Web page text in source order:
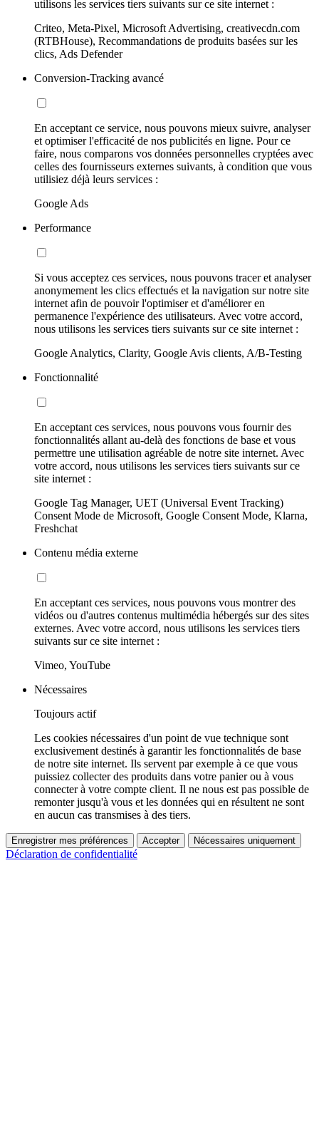
utilisons les services tiers suivants sur ce site internet :
Criteo, Meta-Pixel, Microsoft Advertising, creativecdn.com
(RTBHouse), Recommandations de produits basées sur les
clics, Ads Defender
Conversion-Tracking avancé
En acceptant ce service, nous pouvons mieux suivre, analyser
et optimiser l'efficacité de nos publicités en ligne. Pour ce
faire, nous comparons vos données personnelles cryptées avec
celles des fournisseurs externes suivants, à condition que vous
utilisiez déjà leurs services :
Google Ads
Performance
Si vous acceptez ces services, nous pouvons tracer et analyser
anonymement les clics effectués et la navigation sur notre site
internet afin de pouvoir l'optimiser et d'améliorer en
permanence l'expérience des utilisateurs. Avec votre accord,
nous utilisons les services tiers suivants sur ce site internet :
Google Analytics, Clarity, Google Avis clients, A/B-Testing
Fonctionnalité
En acceptant ces services, nous pouvons vous fournir des
fonctionnalités allant au-delà des fonctions de base et vous
permettre une utilisation agréable de notre site internet. Avec
votre accord, nous utilisons les services tiers suivants sur ce
site internet :
Google Tag Manager, UET (Universal Event Tracking)
Consent Mode de Microsoft, Google Consent Mode, Klarna,
Freshchat
Contenu média externe
En acceptant ces services, nous pouvons vous montrer des
vidéos ou d'autres contenus multimédia hébergés sur des sites
externes. Avec votre accord, nous utilisons les services tiers
suivants sur ce site internet :
Vimeo, YouTube
Nécessaires
Toujours actif
Les cookies nécessaires d'un point de vue technique sont
exclusivement destinés à garantir les fonctionnalités de base
de notre site internet. Ils servent par exemple à ce que vous
puissiez collecter des produits dans votre panier ou à vous
connecter à votre compte client. Il ne nous est pas possible de
remonter jusqu'à vous et les données qui en résultent ne sont
en aucun cas transmises à des tiers.
Enregistrer mes préférences Accepter Nécessaires uniquement
Déclaration de confidentialité